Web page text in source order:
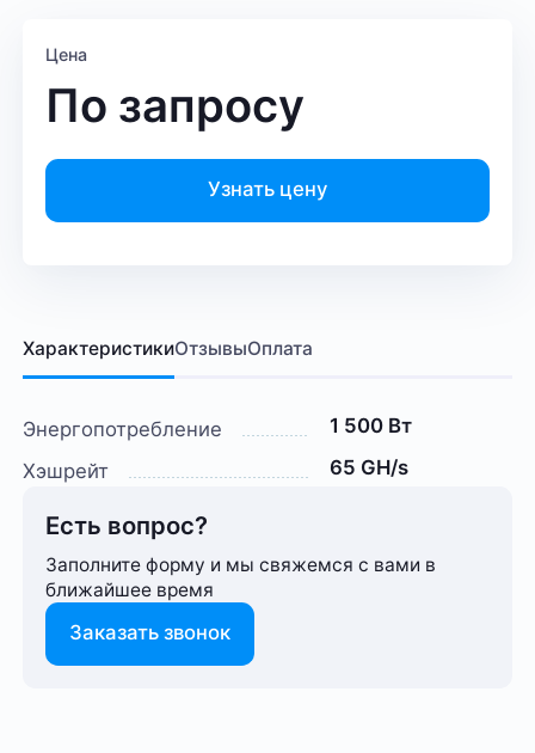
Цена
По запросу
Узнать цену
ХарактеристикиОтзывыОплата
Энергопотребление
1 500 Вт
Хэшрейт
65 GH/s
Есть вопрос?
Заполните форму и мы свяжемся с вами в
ближайшее время
Заказать звонок